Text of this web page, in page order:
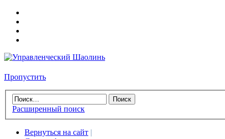
Пропустить
Расширенный поиск
Вернуться на сайт |